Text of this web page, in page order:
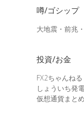
噂/ゴシップ
大地震・前兆
投資/お金
FX2ちゃんねる
しょういち発
仮想通貨まと